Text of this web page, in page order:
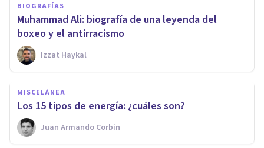
BIOGRAFÍAS
Muhammad Ali: biografía de una leyenda del
boxeo y el antirracismo
Izzat Haykal
MISCELÁNEA
Los 15 tipos de energía: ¿cuáles son?
Juan Armando Corbin